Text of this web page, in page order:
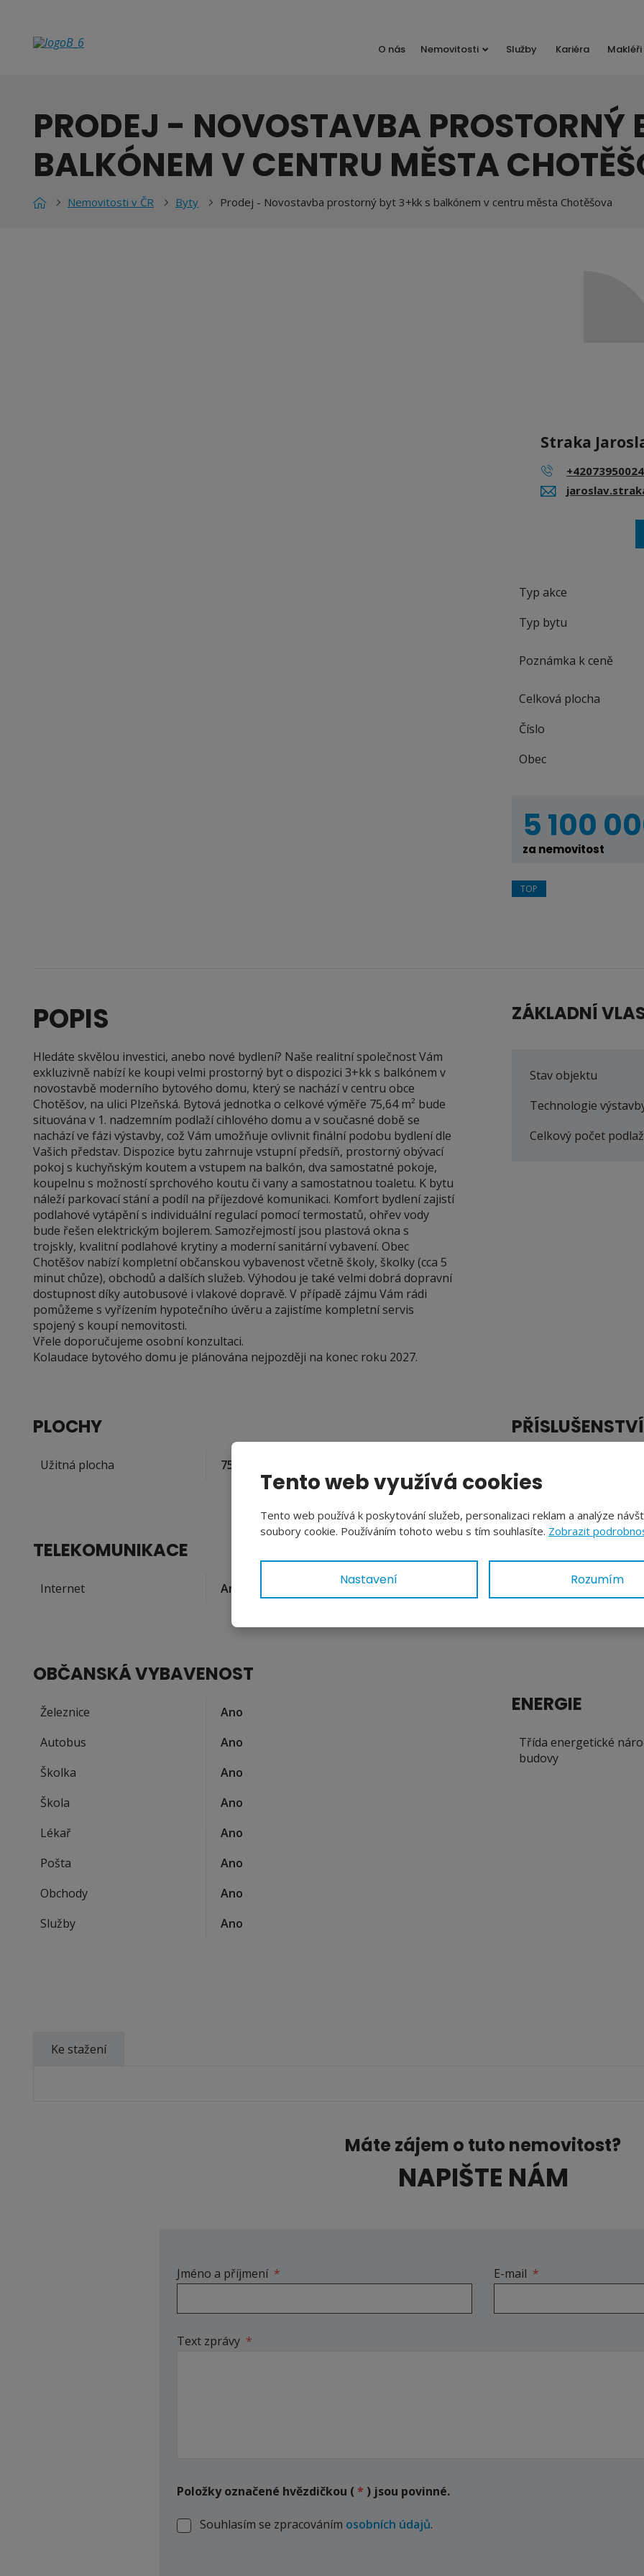
O nás Nemovitosti Služby Kariéra Makléři
PRODEJ - NOVOSTAVBA PROSTORNÝ
BALKÓNEM V CENTRU MĚSTA
Nemovitosti v ČR Byty Prodej - Novostavba prostorný byt 3+kk s balkónem v centru města Chotěšova
Straka
Typ akce
Typ bytu
Poznámka k ceně
Celková plocha
Číslo
Obec
5 100
za nemovitost
TOP
POPIS
Hledáte skvělou investici, anebo nové bydlení? Naše realitní společnost Vám
exkluzivně nabízí ke koupi velmi prostorný byt o dispozici 3+kk s balkónem v
novostavbě moderního bytového domu, který se nachází v centru obce
Chotěšov, na ulici Plzeňská. Bytová jednotka o celkové výměře 75,64 m² bude
situována v 1. nadzemním podlaží cihlového domu a v současné době se
nachází ve fázi výstavby, což Vám umožňuje ovlivnit finální podobu bydlení dle
Vašich představ. Dispozice bytu zahrnuje vstupní předsíň, prostorný obývací
pokoj s kuchyňským koutem a vstupem na balkón, dva samostatné pokoje,
koupelnu s možností sprchového koutu či vany a samostatnou toaletu. K bytu
náleží parkovací stání a podíl na příjezdové komunikaci. Komfort bydlení zajistí
podlahové vytápění s individuální regulací pomocí termostatů, ohřev vody
bude řešen elektrickým bojlerem. Samozřejmostí jsou plastová okna s
trojskly, kvalitní podlahové krytiny a moderní sanitární vybavení. Obec
Chotěšov nabízí kompletní občanskou vybavenost včetně školy, školky (cca 5
minut chůze), obchodů a dalších služeb. Výhodou je také velmi dobrá dopravní
dostupnost díky autobusové i vlakové dopravě. V případě zájmu Vám rádi
pomůžeme s vyřízením hypotečního úvěru a zajistíme kompletní servis
spojený s koupí nemovitosti.
Vřele doporučujeme osobní konzultaci.
Kolaudace bytového domu je plánována nejpozději na konec roku 2027.
ZÁKLADNÍ
Stav objektu
Technologie
Celkový počet
PLOCHY
Užitná plocha 75,64
TELEKOMUNIKACE
Internet Ano
OBČANSKÁ VYBAVENOST
Železnice
Ano
Autobus
Ano
Školka
Ano
Škola
Ano
Lékař
Ano
Pošta
Ano
Obchody
Ano
Služby
Ano
SÍTĚ A ENERGIE
ENERGIE
Třída energetické
budovy
Ke stažení
Máte zájem o tuto nemovitost?
NAPIŠTE NÁM
Jméno a příjmení * E-mail *
Text zprávy *
Položky označené hvězdičkou (* ) jsou povinné.
Souhlasím
Souhlasím se zpracováním osobních údajů.
Tento web využívá cookies
Tento web používá k poskytování služeb, personalizaci reklam a analýze
soubory cookie. Používáním tohoto webu s tím souhlasíte. Zobrazit
Nastavení Rozumím